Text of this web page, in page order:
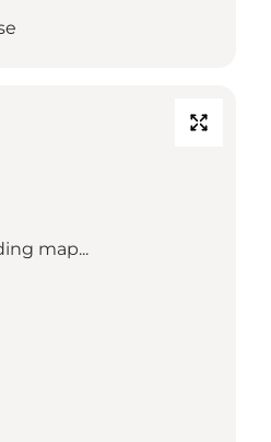
map...